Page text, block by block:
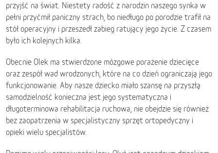
przyjść na świat. Niestety radość z narodzin naszego synka w
pełni przyćmił paniczny strach, bo niedługo po porodzie trafił na
stół operacyjny i przeszedł zabieg ratujący jego życie. Z czasem
było ich kolejnych kilka.
Obecnie Olek ma stwierdzone mózgowe porażenie dziecięce
oraz zespół wad wrodzonych, które na co dzień ograniczają jego
funkcjonowanie. Aby nasze dziecko miało szansę na przyszłą
samodzielność konieczna jest jego systematyczna i
długoterminowa rehabilitacja ruchowa, nie obejdzie się również
bez zaopatrzenia w specjalistyczny sprzęt ortopedyczny i
opieki wielu specjalistów.